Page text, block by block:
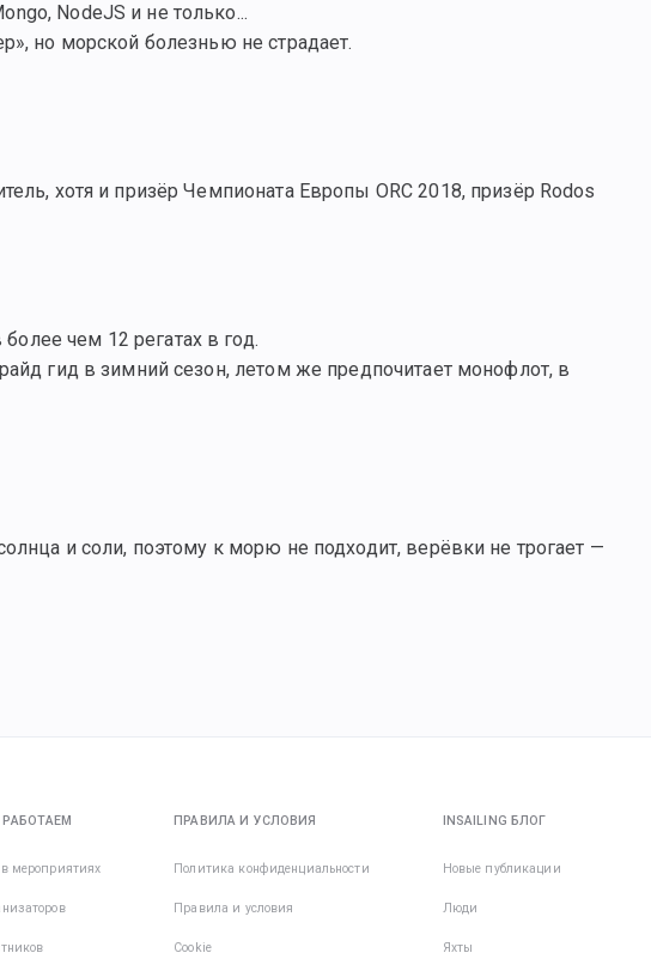
NodeJS и не только...
но морской болезнью не страдает.
хотя и призёр Чемпионата Европы ORC 2018, призёр Rodos
чем 12 регатах в год.
гид в зимний сезон, летом же предпочитает монофлот, в
и соли, поэтому к морю не подходит, верёвки не трогает —
мероприятиях
ПРАВИЛА И УСЛОВИЯ
Политика конфиденциальности
Правила и условия
Cookie
INSAILING БЛОГ
Новые публикации
Люди
Яхты